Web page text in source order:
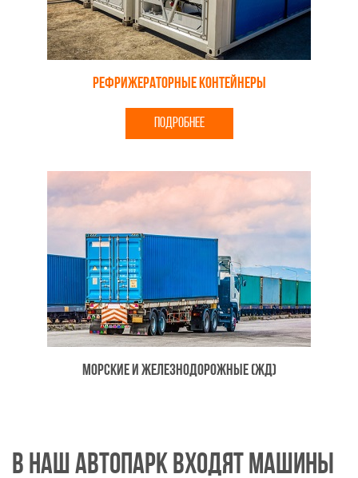
Рефрижераторные контейнеры
ПОДРОБНЕЕ
Морские и железнодорожные (ЖД)
В наш автопарк входят машины